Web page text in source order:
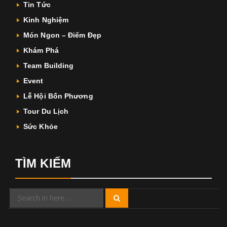
Tin Tức
Kinh Nghiệm
Món Ngon – Điểm Đẹp
Khám Phá
Team Building
Event
Lễ Hội Bốn Phương
Tour Du Lịch
Sức Khỏe
TÌM KIẾM
Search